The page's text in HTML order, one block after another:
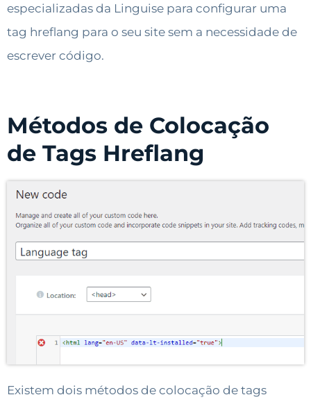
especializadas da Linguise para configurar uma
tag hreflang para o seu site sem a necessidade de
escrever código.
Métodos de Colocação
de Tags Hreflang
Existem dois métodos de colocação de tags